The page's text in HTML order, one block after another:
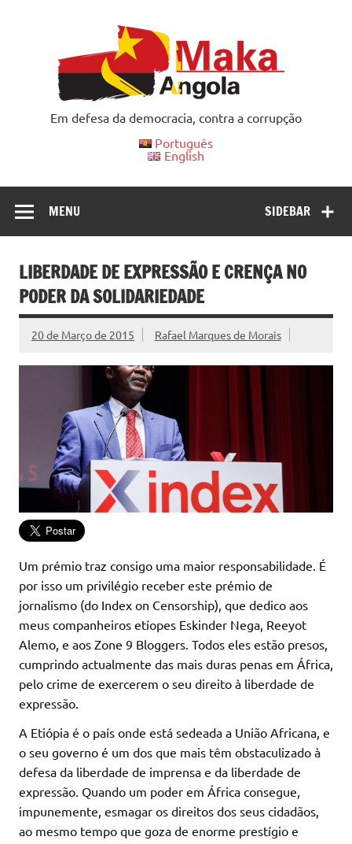
Em defesa da democracia, contra a corrupção
Português
English
SIDEBAR
MENU
LIBERDADE DE EXPRESSÃO E CRENÇA NO
PODER DA SOLIDARIEDADE
20 de Março de 2015 Rafael Marques de Morais
Um prémio traz consigo uma maior responsabilidade. É
por isso um privilégio receber este prémio de
jornalismo (do Index on Censorship), que dedico aos
meus companheiros etíopes Eskinder Nega, Reeyot
Alemo, e aos Zone 9 Bloggers. Todos eles estão presos,
cumprindo actualmente das mais duras penas em África,
pelo crime de exercerem o seu direito à liberdade de
expressão.
A Etiópia é o país onde está sedeada a União Africana, e
o seu governo é um dos que mais têm obstaculizado à
defesa da liberdade de imprensa e da liberdade de
expressão. Quando um poder em África consegue,
impunemente, esmagar os direitos dos seus cidadãos,
ao mesmo tempo que goza de enorme prestígio e